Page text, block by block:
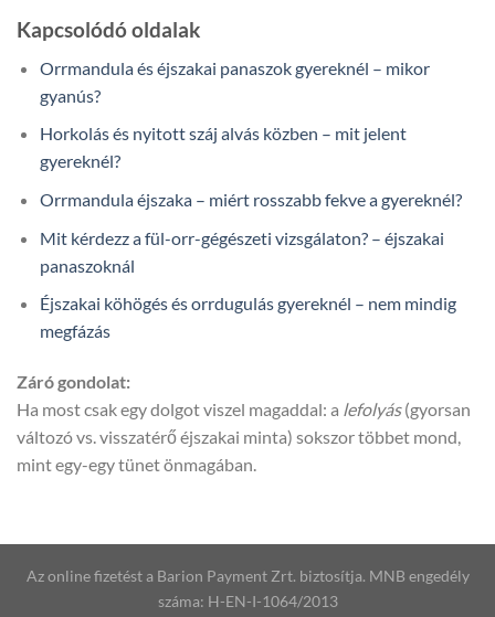
Kapcsolódó oldalak
Orrmandula és éjszakai panaszok gyereknél – mikor
gyanús?
Horkolás és nyitott száj alvás közben – mit jelent
gyereknél?
Orrmandula éjszaka – miért rosszabb fekve a gyereknél?
Mit kérdezz a fül-orr-gégészeti vizsgálaton? – éjszakai
panaszoknál
Éjszakai köhögés és orrdugulás gyereknél – nem mindig
megfázás
Záró gondolat:
Ha most csak egy dolgot viszel magaddal: a lefolyás(gyorsan
változó vs. visszatérő éjszakai minta) sokszor többet mond,
mint egy-egy tünet önmagában.
Az online fizetést a Barion Payment Zrt. biztosítja. MNB engedély
száma: H-EN-I-1064/2013